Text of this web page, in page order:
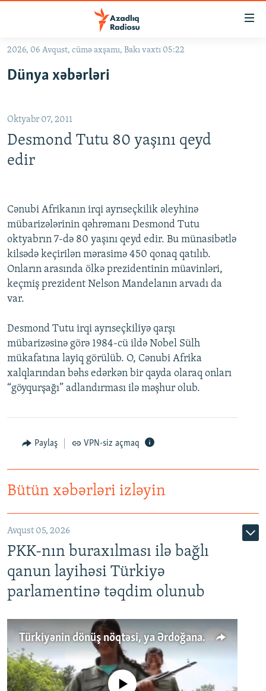
Əsas
qayıt
qayıt
Axtarışa
#İZAHLA
#ƏSLINDƏ
MULTIMEDIA
VIDEO
FOTOQALEREYA
İNFOQRAFIKA
KARIKATURA
RADIO ARXIV
OXU ZALI
AZƏRBAYCAN ƏDƏBIYYATI KITABXANASI
İSLAM VƏ DEMOKRATIYA
HAQQIMIZDA
MISSIYAMIZ
PEŞƏ ETIKASI VƏ JURNALISTIKA STANDARTLARIMIZ
AZADLIQRADIOSU MOBIL TELEFONUNUZDA
BIZIMLƏ ƏLAQƏ
XƏBƏR BÜLLETENLƏRIMIZ
BIZI IZLƏ
RFE/RL-in bütün saytları
2026, 06 Avqust, cümə axşamı, Bakı vaxtı 05:22
Dünya xəbərləri
Oktyabr 07, 2011
Desmond Tutu 80 yaşını qeyd
edir
Cənubi Afrikanın irqi ayrıseçkilik əleyhinə
mübarizələrinin qəhrəmanı Desmond Tutu
oktyabrın 7-də 80 yaşını qeyd edir. Bu münasibətlə
kilsədə keçirilən mərasimə 450 qonaq qatılıb.
Onların arasında ölkə prezidentinin müavinləri,
keçmiş prezident Nelson Mandelanın arvadı da
var.
Desmond Tutu irqi ayrıseçkiliyə qarşı
mübarizəsinə görə 1984-cü ildə Nobel Sülh
mükafatına layiq görülüb. O, Cənubi Afrika
xalqlarından bəhs edərkən bir qayda olaraq onları
“göyqurşağı” adlandırması ilə məşhur olub.
Paylaş VPN-siz açmaq
Bütün xəbərləri izləyin
Avqust 05, 2026
PKK-nın buraxılması ilə bağlı
qanun layihəsi Türkiyə
parlamentinə təqdim olunub
Türkiyənin dönüş nöqtəsi, ya Ərdoğana üçüncü şans: PKK ilə qəfil barışıq nə deməkdir?
No media source currently available